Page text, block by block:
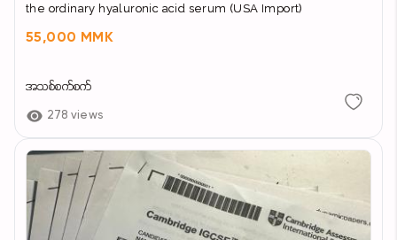
the ordinary hyaluronic acid serum (USA Import)
55,000 MMK
အသစ်စက်စက်
278 views